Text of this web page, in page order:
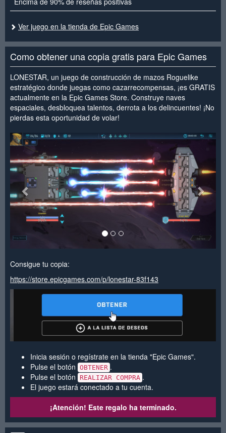
Ver juego en la tienda de Epic Games
Como obtener una copia gratis para Epic Games
LONESTAR, un juego de construcción de mazos Roguelike
estratégico donde juegas como cazarrecompensas, ¡es GRATIS
actualmente en la Epic Games Store. Construye naves
espaciales, desbloquea talentos, derrota a los delincuentes! ¡No
pierdas esta oportunidad de volar!
< >
Consigue tu copia:
https://store.epicgames.com/p/lonestar-83f143
Inicia sesión o regístrate en la tienda "Epic Games".
Pulse el botón OBTENER .
Pulse el botón
REALIZAR COMPRA .
El juego estará conectado a tu cuenta.
¡Atención! Este regalo ha terminado.